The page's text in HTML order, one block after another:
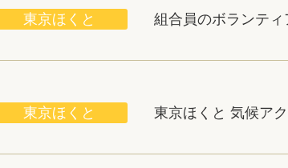
東京ほくと 組合員のボランティ
東京ほくと 東京ほくと 気候ア